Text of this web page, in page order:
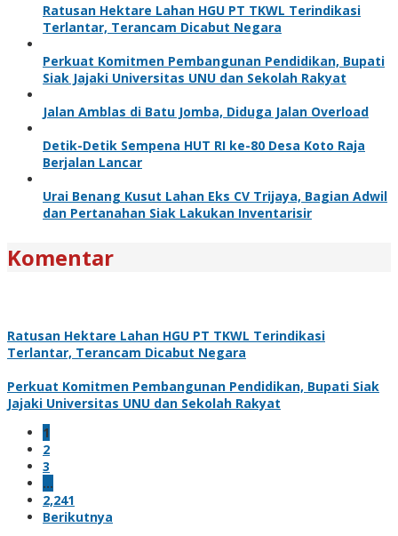
Ratusan Hektare Lahan HGU PT TKWL Terindikasi
Terlantar, Terancam Dicabut Negara
Perkuat Komitmen Pembangunan Pendidikan, Bupati
Siak Jajaki Universitas UNU dan Sekolah Rakyat
Jalan Amblas di Batu Jomba, Diduga Jalan Overload
Detik-Detik Sempena HUT RI ke-80 Desa Koto Raja
Berjalan Lancar
Urai Benang Kusut Lahan Eks CV Trijaya, Bagian Adwil
dan Pertanahan Siak Lakukan Inventarisir
Komentar
Ratusan Hektare Lahan HGU PT TKWL Terindikasi
Terlantar, Terancam Dicabut Negara
Perkuat Komitmen Pembangunan Pendidikan, Bupati Siak
Jajaki Universitas UNU dan Sekolah Rakyat
1
2
3
…
2,241
Berikutnya